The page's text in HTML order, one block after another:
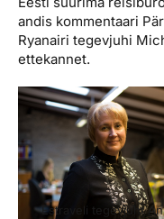
Reisitarvete e-
Airalo eSIM
Reisija
Kuldkaart
Platinum Club
Boonuspunktid
Meist
Ettevõttest, kontaktid,
tööle, uudised...
Ettevõttest
Kontaktid
Tule tööle
andis kommentaari
Ryanairi tegevjuhi
ettekannet.
Estraveli tegevjuht